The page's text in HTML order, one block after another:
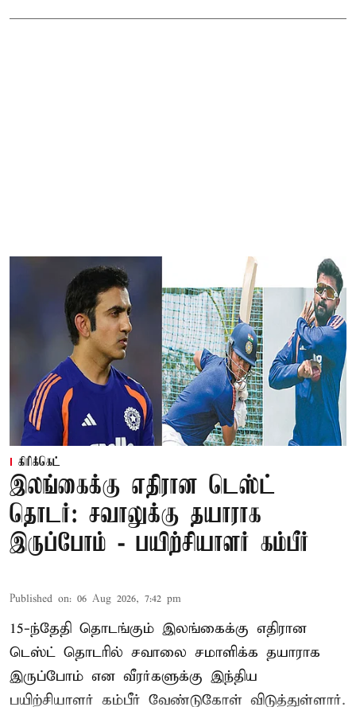
கிரிக்கெட்
இலங்கைக்கு எதிரான டெஸ்ட்
தொடர்: சவாலுக்கு தயாராக
இருப்போம் - பயிற்சியாளர் கம்பீர்
Published on: 06 Aug 2026, 7:42 pm
15-ந்தேதி தொடங்கும் இலங்கைக்கு எதிரான
டெஸ்ட் தொடரில் சவாலை சமாளிக்க தயாராக
இருப்போம் என வீரர்களுக்கு இந்திய
பயிற்சியாளர் கம்பீர் வேண்டுகோள் விடுத்துள்ளார்.